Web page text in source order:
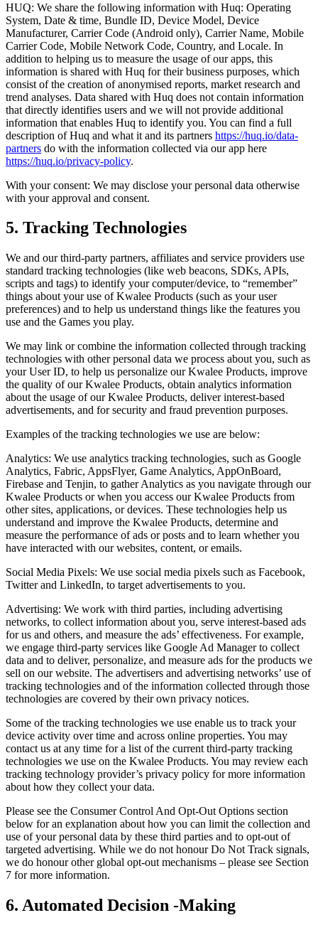
HUQ: We share the following information with Huq: Operating
System, Date & time, Bundle ID, Device Model, Device
Manufacturer, Carrier Code (Android only), Carrier Name, Mobile
Carrier Code, Mobile Network Code, Country, and Locale. In
addition to helping us to measure the usage of our apps, this
information is shared with Huq for their business purposes, which
consist of the creation of anonymised reports, market research and
trend analyses. Data shared with Huq does not contain information
that directly identifies users and we will not provide additional
information that enables Huq to identify you. You can find a full
description of Huq and what it and its partners https://huq.io/data-
partners do with the information collected via our app here
https://huq.io/privacy-policy.
With your consent: We may disclose your personal data otherwise
with your approval and consent.
5. Tracking Technologies
We and our third-party partners, affiliates and service providers use
standard tracking technologies (like web beacons, SDKs, APIs,
scripts and tags) to identify your computer/device, to “remember”
things about your use of Kwalee Products (such as your user
preferences) and to help us understand things like the features you
use and the Games you play.
We may link or combine the information collected through tracking
technologies with other personal data we process about you, such as
your User ID, to help us personalize our Kwalee Products, improve
the quality of our Kwalee Products, obtain analytics information
about the usage of our Kwalee Products, deliver interest-based
advertisements, and for security and fraud prevention purposes.
Examples of the tracking technologies we use are below:
Analytics: We use analytics tracking technologies, such as Google
Analytics, Fabric, AppsFlyer, Game Analytics, AppOnBoard,
Firebase and Tenjin, to gather Analytics as you navigate through our
Kwalee Products or when you access our Kwalee Products from
other sites, applications, or devices. These technologies help us
understand and improve the Kwalee Products, determine and
measure the performance of ads or posts and to learn whether you
have interacted with our websites, content, or emails.
Social Media Pixels: We use social media pixels such as Facebook,
Twitter and LinkedIn, to target advertisements to you.
Advertising: We work with third parties, including advertising
networks, to collect information about you, serve interest-based ads
for us and others, and measure the ads’ effectiveness. For example,
we engage third-party services like Google Ad Manager to collect
data and to deliver, personalize, and measure ads for the products we
sell on our website. The advertisers and advertising networks’ use of
tracking technologies and of the information collected through those
technologies are covered by their own privacy notices.
Some of the tracking technologies we use enable us to track your
device activity over time and across online properties. You may
contact us at any time for a list of the current third-party tracking
technologies we use on the Kwalee Products. You may review each
tracking technology provider’s privacy policy for more information
about how they collect your data.
Please see the Consumer Control And Opt-Out Options section
below for an explanation about how you can limit the collection and
use of your personal data by these third parties and to opt-out of
targeted advertising. While we do not honour Do Not Track signals,
we do honour other global opt-out mechanisms – please see Section
7 for more information.
6. Automated Decision -Making